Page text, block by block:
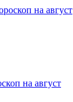
на август
на август